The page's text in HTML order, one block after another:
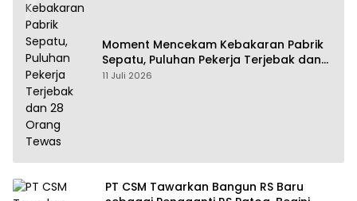
Moment Mencekam Kebakaran Pabrik
Sepatu, Puluhan Pekerja Terjebak dan
28 Orang Tewas
11 Juli 2026
PT CSM Tawarkan Bangun RS Baru